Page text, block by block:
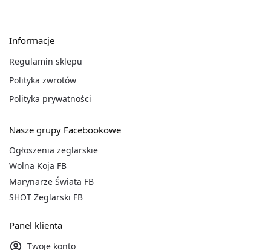
Informacje
Regulamin sklepu
Polityka zwrotów
Polityka prywatności
Nasze grupy Facebookowe
Ogłoszenia żeglarskie
Wolna Koja FB
Marynarze Świata FB
SHOT Żeglarski FB
Panel klienta
Twoje konto